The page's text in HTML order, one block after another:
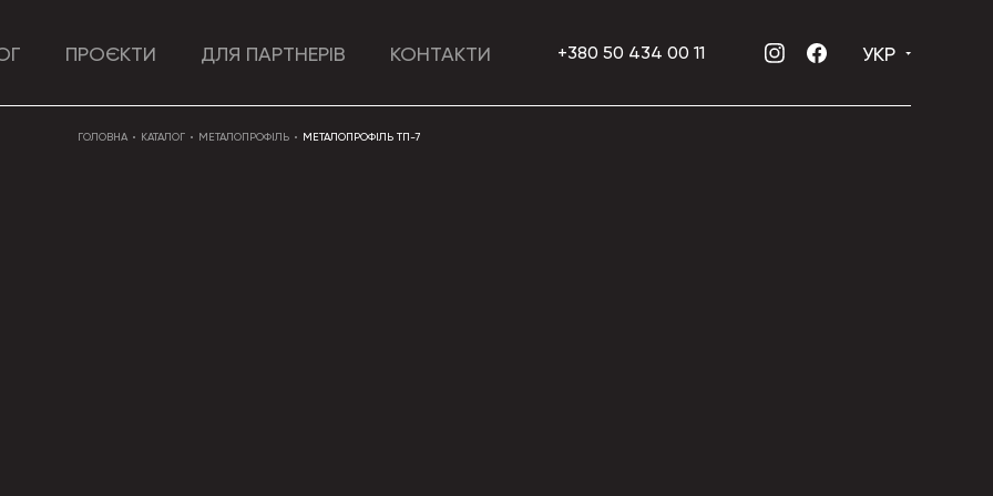
ПРОЄКТИ ДЛЯ ПАРТНЕРІВ КОНТАКТИ +380 50 434 00 11 INSTAGRAM
FACEBOOK
УКР
ГОЛОВНА КАТАЛОГ МЕТАЛОПРОФІЛЬ МЕТАЛОПРОФІЛЬ ТП-7